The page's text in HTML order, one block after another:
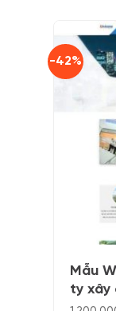
-42%
Mẫu
ty xây